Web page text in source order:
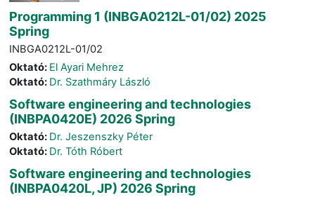
Programming 1 (INBGA0212L-01/02) 2025
Spring
INBGA0212L-01/02
Oktató: El Ayari Mehrez
Oktató: Dr. Szathmáry László
Software engineering and technologies
(INBPA0420E) 2026 Spring
Oktató: Dr. Jeszenszky Péter
Oktató: Dr. Tóth Róbert
Software engineering and technologies
(INBPA0420L, JP) 2026 Spring